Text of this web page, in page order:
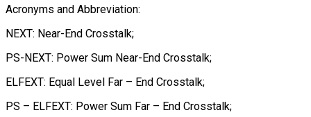
Acronyms and Abbreviation:
NEXT: Near-End Crosstalk;
PS-NEXT: Power Sum Near-End Crosstalk;
ELFEXT: Equal Level Far – End Crosstalk;
PS – ELFEXT: Power Sum Far – End Crosstalk;